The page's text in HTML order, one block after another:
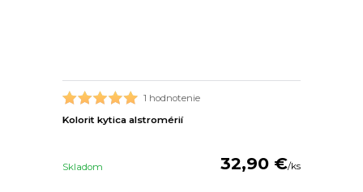
1 hodnotenie
Kolorit kytica alstromérií
32,90 €/ks
Skladom